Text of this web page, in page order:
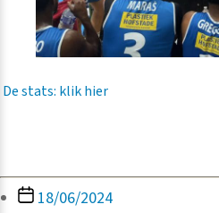
De stats: klik hier
Berichtdatum
18/06/2024